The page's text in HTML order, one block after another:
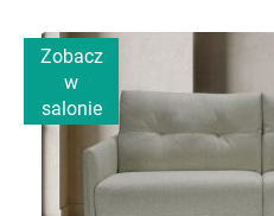
as
Zobacz
w
salonie